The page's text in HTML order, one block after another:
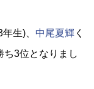
生)、 中尾夏輝 く
ち3位となりまし